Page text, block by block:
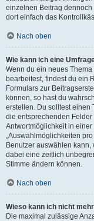
einzelnen Beitrag dennoch
dort einfach das
Nach oben
Wie kann ich eine
Wenn du ein neues
bearbeitest, findest du ein
Formulars zur
können, so hast du
erstellen. Du solltest einen
die entsprechenden
Antwortmöglichkeit in
„Auswahlmöglichkeiten
Benutzer auswählen
dabei eine zeitlich
Stimme ändern können.
Nach oben
Wieso kann ich nicht
Die maximal zulässige